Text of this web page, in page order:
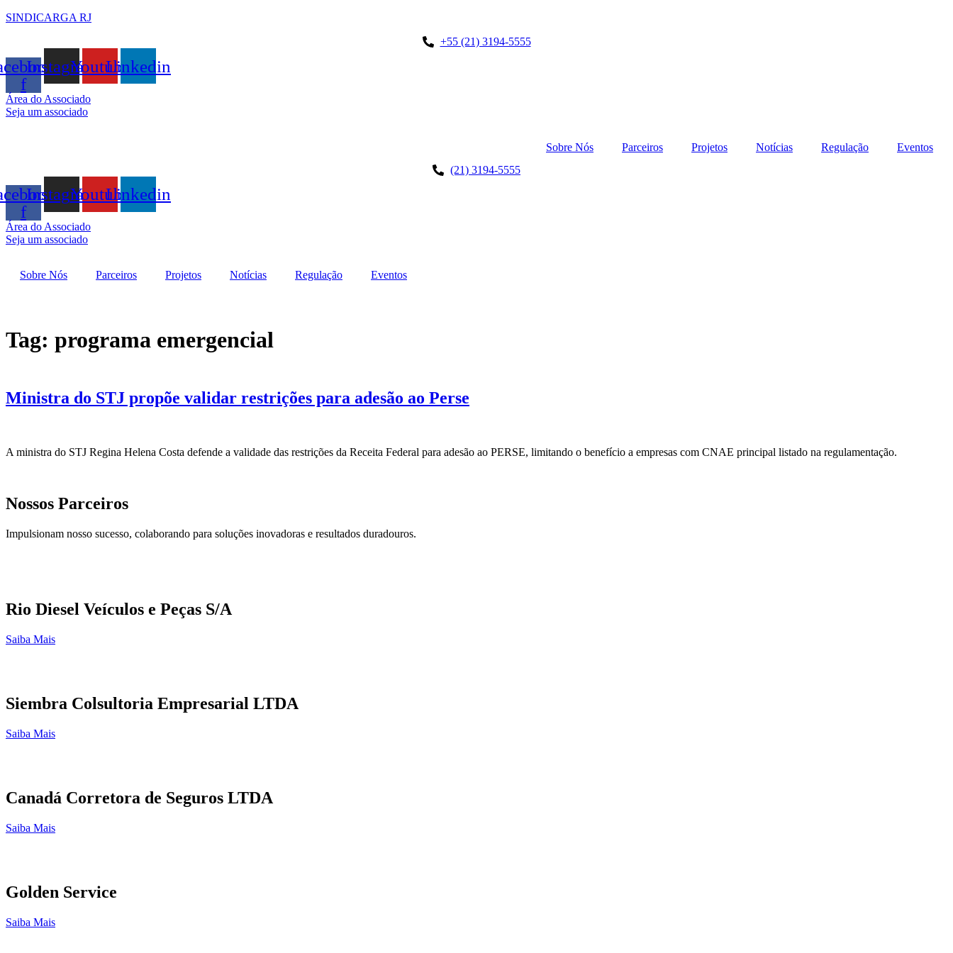
SINDICARGA RJ
+55 (21) 3194-5555
f
InstagramYoutubeLinkedin
Área do Associado
Seja um associado
Sobre Nós Parceiros Projetos Notícias Regulação
Eventos
(21) 3194-5555
f
InstagramYoutubeLinkedin
Área do Associado
Seja um associado
Sobre Nós Parceiros Projetos Notícias Regulação Eventos
Tag: programa emergencial
Ministra do STJ propõe validar restrições para adesão ao Perse
A ministra do STJ Regina Helena Costa defende a validade das restrições da Receita Federal para adesão ao PERSE, limitando o benefício a empresas com CNAE principal listado na regulamentação.
Nossos Parceiros
Impulsionam nosso sucesso, colaborando para soluções inovadoras e resultados duradouros.
Rio Diesel Veículos e Peças S/A
Saiba Mais
Siembra Colsultoria Empresarial LTDA
Saiba Mais
Canadá Corretora de Seguros LTDA
Saiba Mais
Golden Service
Saiba Mais